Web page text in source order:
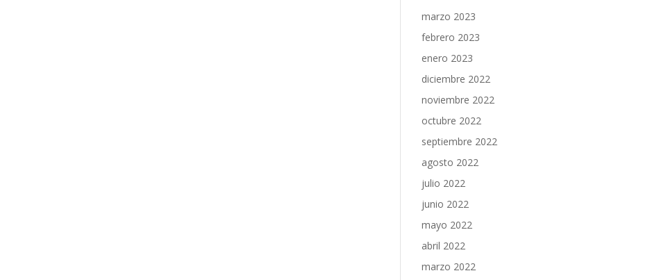
marzo 2023
febrero 2023
enero 2023
diciembre 2022
noviembre 2022
octubre 2022
septiembre 2022
agosto 2022
julio 2022
junio 2022
mayo 2022
abril 2022
marzo 2022